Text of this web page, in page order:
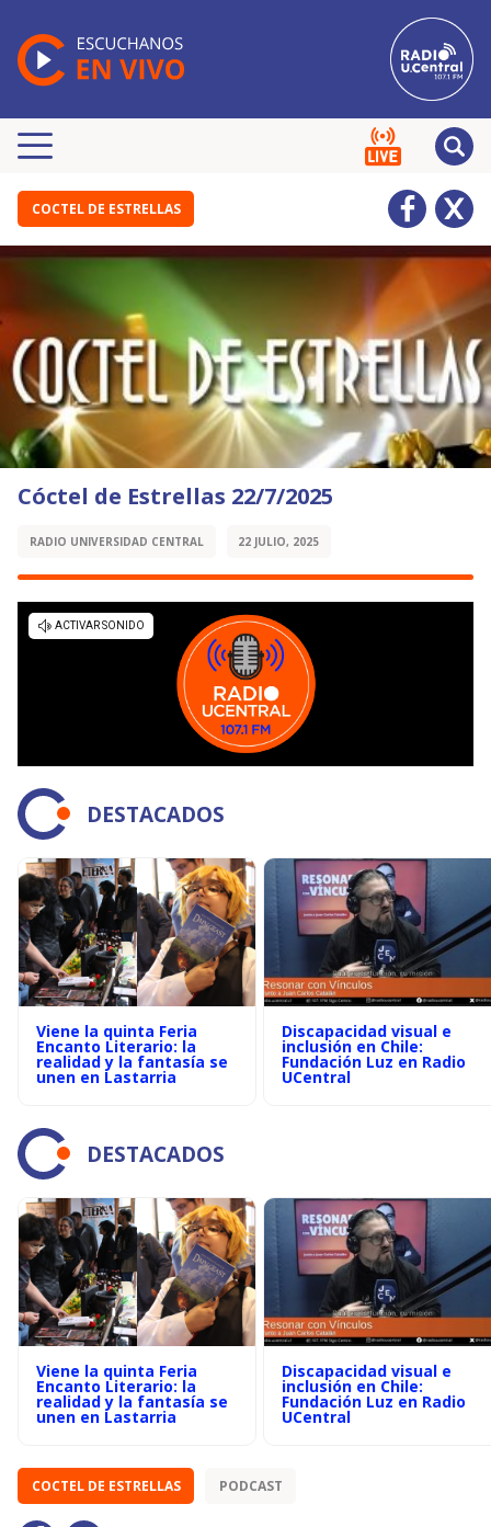
COCTEL DE ESTRELLAS
Cóctel de Estrellas 22/7/2025
RADIO UNIVERSIDAD CENTRAL 22 JULIO, 2025
DESTACADOS
Viene la quinta Feria
Encanto Literario: la
realidad y la fantasía se
unen en Lastarria
Discapacidad visual e
inclusión en Chile:
Fundación Luz en Radio
UCentral
DESTACADOS
Viene la quinta Feria
Encanto Literario: la
realidad y la fantasía se
unen en Lastarria
Discapacidad visual e
inclusión en Chile:
Fundación Luz en Radio
UCentral
COCTEL DE ESTRELLAS PODCAST